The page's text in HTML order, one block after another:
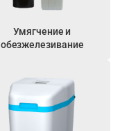
Умягчение и
обезжелезивание